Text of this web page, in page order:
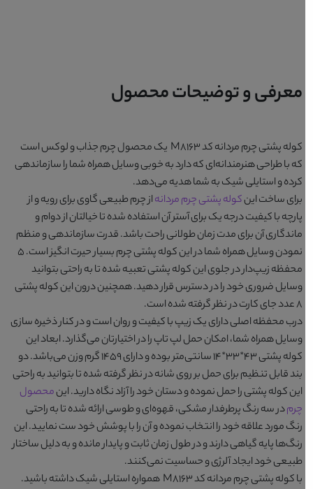
معرفی و توضیحات محصول
کوله پشتی چرم مردانه کد M8163
یک محصول چرم جذاب و لوکس است
که با طراحی هنرمندانه‌ای که دارد به خوبی وسایل همراه شما را سازماندهی
کرده و استایلی شیک به شما هدیه می‌دهد.
برای ساخت اینکوله پشتی چرم مردانهاز چرم طبیعی گاوی برای رویه و از
پارچه با کیفیت درجه یک برای آستر آن استفاده شده تا خیالتان از دوام و
ماندگاری آن برای مدت زمان طولانی راحت باشد. قدرت سازماندهی و منظم
نمودن وسایل همراه شما در این کوله پشتی چرم بسیار حیرت انگیز است. ۵
محفظه زیپ‌دار در جلوی این کوله پشتی تعبیه شده تا به راحتی بتوانید
وسایل ضروری خود را در دسترس قرار دهید. همچنین درون این کوله پشتی
درب محفظه اصلی دارای یک زیپ با کیفیت و روان است و در کنار ذخیره سازی
وسایل همراه شما، امکان حمل لپ تاپ را در اختیارتان می‌گذارد. ابعاد این
کوله پشتی ۴۳*۳۳*۱۴ سانتی‌متر بوده و دارای ۱۴۵۹ گرم وزن می‌باشد. دو
بند قابل تنظیم برای حمل بر روی شانه در نظر گرفته شده تا بتوانید به راحتی
این کوله پشتی را حمل نموده و دستان خود را آزاد نگاه دارید. اینمحصول
چرمدر سه رنگ پرطرفدارمشکی، قهوه‌ای و طوسیارائه شده تا به راحتی
رنگ مورد علاقه خود را انتخاب نموده و آن را با پوشش خود ست نمایید. این
رنگ‌ها پایه گیاهی دارند و در طول زمان ثابت و پایدار مانده و به دلیل ساختار
طبیعی خود ایجاد آلرژی و حساسیت نمی‌کنند.
کوله پشتی چرم مردانه کد M8163 همواره استایلی شیک داشته باشید.